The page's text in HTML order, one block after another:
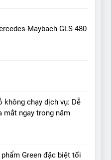
Maybach GLS 480
không chạy dịch vụ: Dễ
mắt ngay trong năm
Green đặc biệt tối